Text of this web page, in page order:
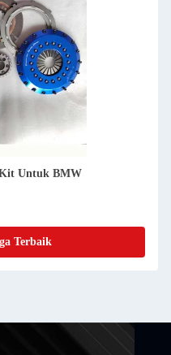
Kit Untuk BMW
Terbaik